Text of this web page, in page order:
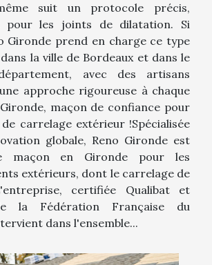
suit un protocole précis,
pour les joints de dilatation. Si
Gironde prend en charge ce type
la ville de Bordeaux et dans le
avec des artisans
approche rigoureuse à chaque
maçon de confiance pour
carrelage extérieur !Spécialisée
globale, Reno Gironde est
maçon en Gironde pour les
extérieurs, dont le carrelage de
certifiée Qualibat et
la Fédération Française du
dans l'ensemble...